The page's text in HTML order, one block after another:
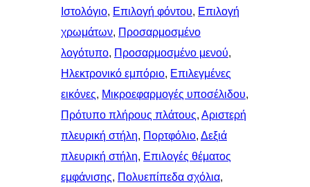
Ιστολόγιο, Επιλογή φόντου, Επιλογή
χρωμάτων, Προσαρμοσμένο
λογότυπο, Προσαρμοσμένο μενού
Ηλεκτρονικό εμπόριο, Επιλεγμένες
εικόνες, Μικροεφαρμογές υποσέλιδου
Πρότυπο πλήρους πλάτους, Αριστερή
πλευρική στήλη, Πορτφόλιο, Δεξιά
πλευρική στήλη, Επιλογές θέματος
εμφάνισης, Πολυεπίπεδα σχόλια